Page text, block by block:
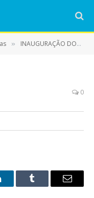
» INAUGURAÇÃO DO GINÁSIO POLIESPORTIVO ESCOLAR MARCA NOVA FASE PARA A EDUCAÇÃO E O ESPORTE EM ELDORADO DO CARAJÁS
0
Tumblr
E-